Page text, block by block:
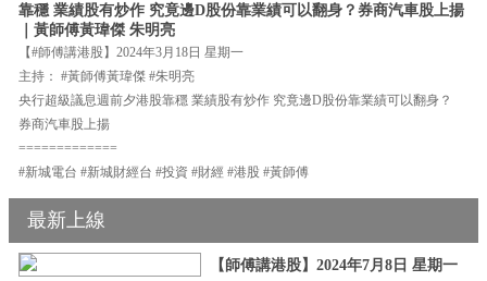
靠穩 業績股有炒作 究竟邊D股份靠業績可以翻身？券商汽車股上揚
｜黃師傅黃瑋傑 朱明亮
【#師傅講港股】2024年3月18日 星期一
主持： #黃師傅黃瑋傑 #朱明亮
央行超級議息週前夕港股靠穩 業績股有炒作 究竟邊D股份靠業績可以翻身？
券商汽車股上揚
=============
#新城電台 #新城財經台 #投資 #財經 #港股 #黃師傅
最新上線
【師傅講港股】2024年7月8日 星期一